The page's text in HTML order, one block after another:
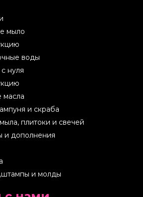
мыло
воды
нуля
масла
и скраба
плитоки и свечей
и дополнения
и молды